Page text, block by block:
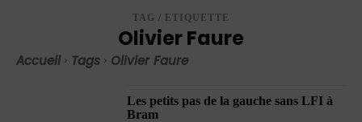
TAG / ETIQUETTE
Olivier Faure
Accueil Tags Olivier Faure
Les petits pas de la gauche sans LFI à
Bram